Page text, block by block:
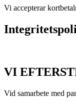
Vi accepterar
VI
Vid samarbete med